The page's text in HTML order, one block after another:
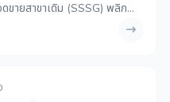
ขายสาขาเดิม (SSSG) พลิก
โตต่อ พร้อมจับตาธุรกิจ Non-